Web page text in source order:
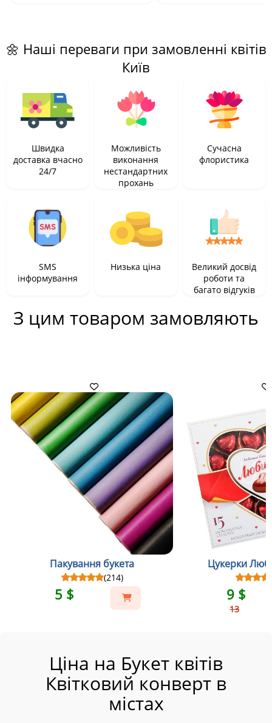
🌼 Наші переваги при замовленні квітів
Київ
Швидка
доставка вчасно
24/7
Можливість
виконання
нестандартних
прохань
Сучасна
флористика
SMS
інформування
Низька ціна
Великий досвід
роботи та
багато відгуків
З цим товаром замовляють
Пакування букета
(214)
5 $
Цукерки
9 $
13
Ціна на Букет квітів
Квітковий конверт в
містах